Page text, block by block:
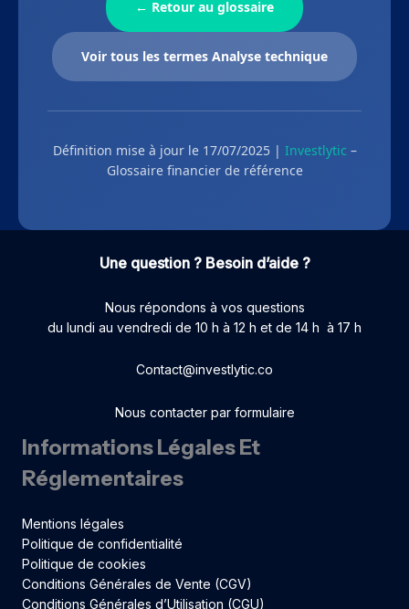
← Retour au glossaire
Voir tous les termes Analyse technique
Définition mise à jour le 17/07/2025 | Investlytic –
Glossaire financier de référence
Une question ? Besoin d’aide ?
Nous répondons à vos questions
du lundi au vendredi de 10 h à 12 h et de 14 h à 17 h
Contact@investlytic.co
Nous contacter par formulaire
Informations Légales Et
Réglementaires
Mentions légales
Politique de confidentialité
Politique de cookies
Conditions Générales de Vente (CGV)
Conditions Générales d’Utilisation (CGU)